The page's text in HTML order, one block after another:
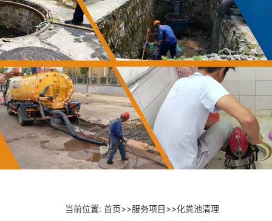
当前位置: 首页>>服务项目>>化粪池清理